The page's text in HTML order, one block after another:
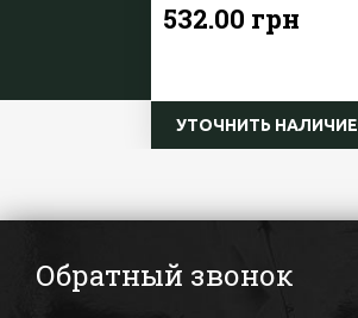
532.00 грн
УТОЧНИТЬ НАЛИЧИЕ
Обратный звонок